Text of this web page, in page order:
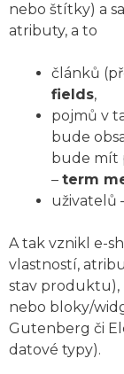
nebo štítky) a
atributy, a to
článků
fields,
pojmů v
bude
bude mít
– term
uživatelů
A tak vznikl e-
vlastností,
stav produktu),
nebo bloky/
Gutenberg či
datové typy).